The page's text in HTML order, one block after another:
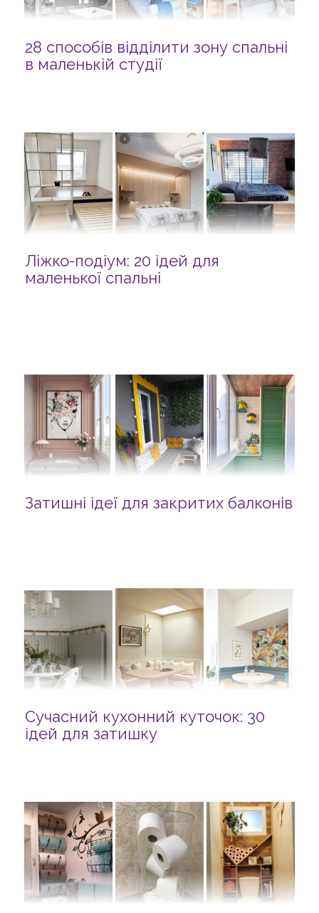
28 способів відділити зону спальні
в маленькій студії
Ліжко-подіум: 20 ідей для
маленької спальні
Затишні ідеї для закритих балконів
Сучасний кухонний куточок: 30
ідей для затишку